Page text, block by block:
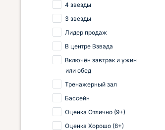
4 звезды
3 звезды
Лидер продаж
В центре Взвада
Включён завтрак и ужин
или обед
Тренажерный зал
Бассейн
Оценка Отлично (9+)
Оценка Хорошо (8+)